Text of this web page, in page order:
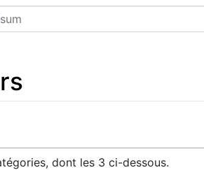
dont les 3 ci-dessous.